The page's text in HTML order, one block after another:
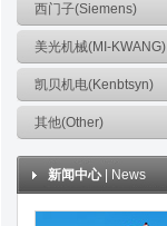
西门子(Siemens)
美光机械(MI-KWANG)
凯贝机电(Kenbtsyn)
其他(Other)
新闻中心| News